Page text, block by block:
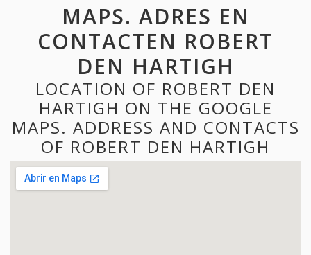
MAPS. ADRES EN
CONTACTEN ROBERT
DEN HARTIGH
LOCATION OF ROBERT DEN
HARTIGH ON THE GOOGLE
MAPS. ADDRESS AND CONTACTS
OF ROBERT DEN HARTIGH